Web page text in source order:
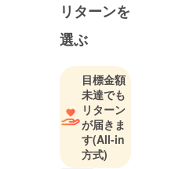
くイベント
とかに行っ
ています。
現在も、バ
イクのみ所
有してま
す。（1999
年式
HD1200S）
リターンを
選ぶ
目標金額
未達でも
リターン
が届きま
す(All-in
方式)